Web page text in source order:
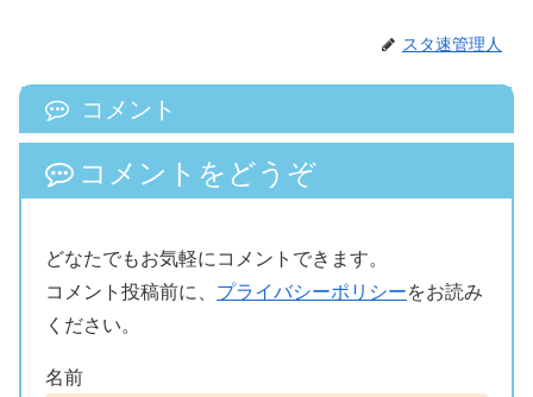
スタ速管理人
コメント
コメントをどうぞ
どなたでもお気軽にコメントできます。
コメント投稿前に、 プライバシーポリシーをお読み
ください。
名前